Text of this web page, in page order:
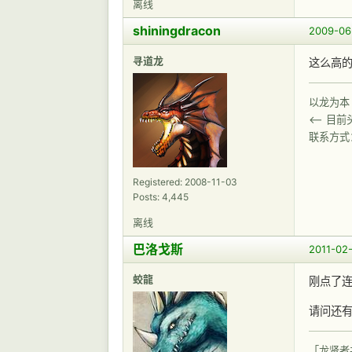
离线
2009-
shiningdracon
寻道龙
Registered: 2008-11-03
Posts: 4,445
这么高
以龙为本
<-- 目前
联系方
离线
2011-
巴洛戈斯
蛟龍 刚点了
请问还